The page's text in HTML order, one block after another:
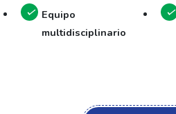
Equipo
multidisciplinario